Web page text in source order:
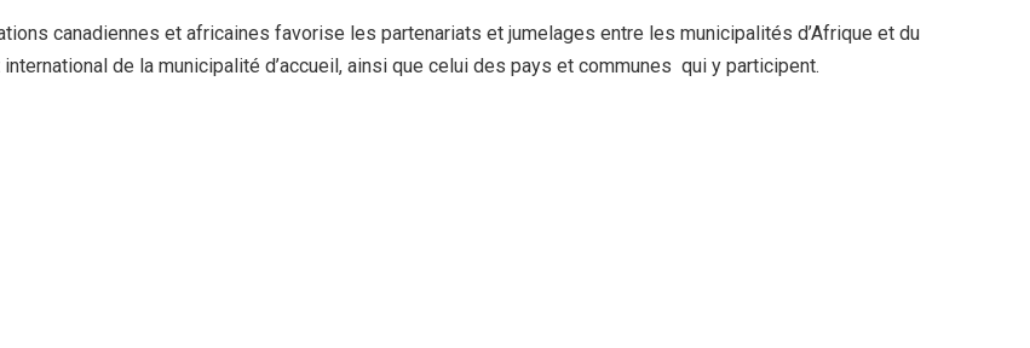
canadiennes et africaines favorise les partenariats et jumelages entre les municipalités d’Afrique et du
de la municipalité d’accueil, ainsi que celui des pays et communes qui y participent.